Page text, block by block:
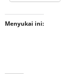
Menyukai ini: